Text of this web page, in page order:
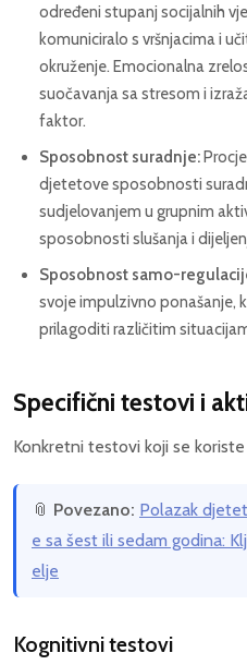
određeni stupanj socijalnih
komuniciralo s vršnjacima i
okruženje. Emocionalna
suočavanja sa stresom i
faktor.
Sposobnost suradnje:
djetetove sposobnosti
sudjelovanjem u grupnim
sposobnosti slušanja i
Sposobnost samo-
svoje impulzivno ponašanje,
prilagoditi različitim
Specifični testovi i
Konkretni testovi koji se
📎 Povezano: Polazak
e sa šest ili sedam godina:
elje
Kognitivni testovi